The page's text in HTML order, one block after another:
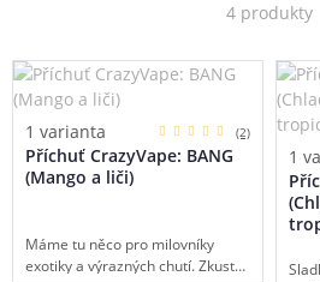
4 produkty
1 varianta (2)
Příchuť CrazyVape: BANG
(Mango a liči)
Máme tu něco pro milovníky
exotiky a výrazných chutí. Zkuste
1